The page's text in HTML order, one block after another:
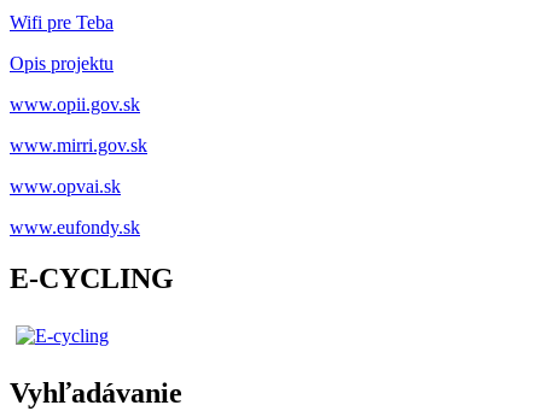
Wifi pre Teba
Opis projektu
www.opii.gov.sk
www.mirri.gov.sk
www.opvai.sk
www.eufondy.sk
E-CYCLING
Vyhľadávanie